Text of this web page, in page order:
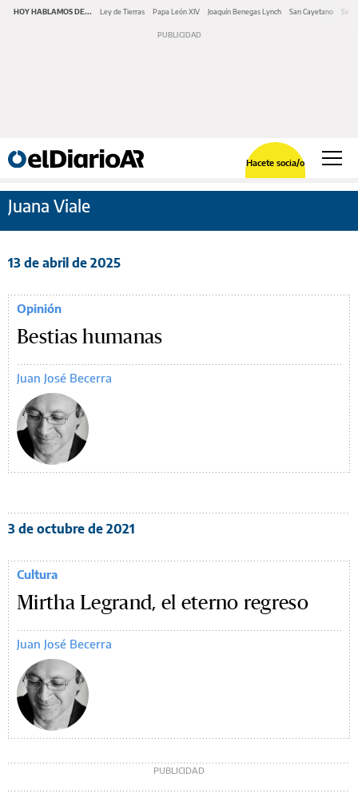
HOY HABLAMOS DE... Ley de Tierras Papa León XIV Joaquín Benegas Lynch San Cayetano
Hacete socia/o
Juana Viale
13 de abril de 2025
Opinión
Bestias humanas
Juan José Becerra
3 de octubre de 2021
Cultura
Mirtha Legrand, el eterno regreso
Juan José Becerra